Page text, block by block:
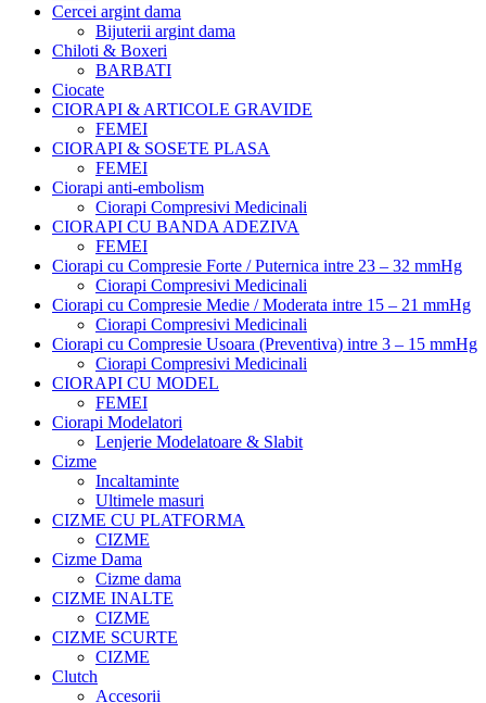
Cercei argint dama
Bijuterii argint dama
Chiloti & Boxeri
BARBATI
Ciocate
CIORAPI & ARTICOLE GRAVIDE
FEMEI
CIORAPI & SOSETE PLASA
FEMEI
Ciorapi anti-embolism
Ciorapi Compresivi Medicinali
CIORAPI CU BANDA ADEZIVA
FEMEI
Ciorapi cu Compresie Forte / Puternica intre 23 – 32 mmHg
Ciorapi Compresivi Medicinali
Ciorapi cu Compresie Medie / Moderata intre 15 – 21 mmHg
Ciorapi Compresivi Medicinali
Ciorapi cu Compresie Usoara (Preventiva) intre 3 – 15 mmHg
Ciorapi Compresivi Medicinali
CIORAPI CU MODEL
FEMEI
Ciorapi Modelatori
Lenjerie Modelatoare & Slabit
Cizme
Incaltaminte
Ultimele masuri
CIZME CU PLATFORMA
CIZME
Cizme Dama
Cizme dama
CIZME INALTE
CIZME
CIZME SCURTE
CIZME
Clutch
Accesorii